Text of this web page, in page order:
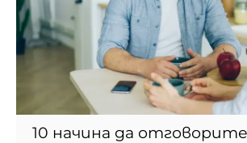
10 начина да